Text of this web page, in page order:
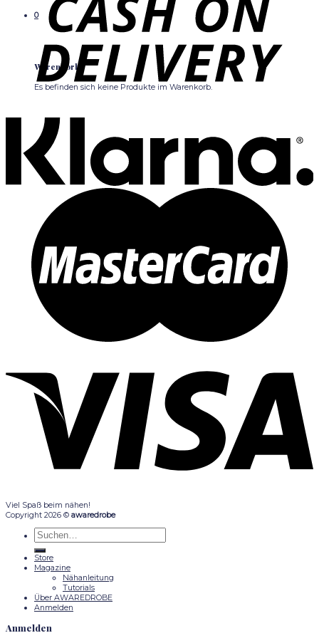
0
Warenkorb
Es befinden sich keine Produkte im Warenkorb.
Viel Spaß beim nähen!
Copyright 2026 © awaredrobe
Suche
nach:
Store
Magazine
Nähanleitung
Tutorials
Über AWAREDROBE
Anmelden
Anmelden